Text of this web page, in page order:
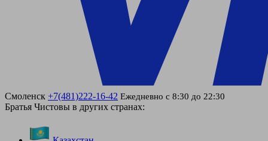
Смоленск +7(481)222-16-42 Ежедневно с 8:30 до 22:30
Братья Чистовы в других странах: